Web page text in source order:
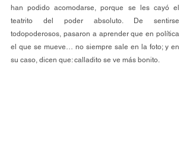
han podido acomodarse, porque se les cayó el
teatrito del poder absoluto. De sentirse
todopoderosos, pasaron a aprender que en política
el que se mueve… no siempre sale en la foto; y en
su caso, dicen que: calladito se ve más bonito.